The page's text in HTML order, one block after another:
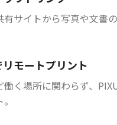
有サイトから写真や文書
モートプリント
く場所に関わらず、